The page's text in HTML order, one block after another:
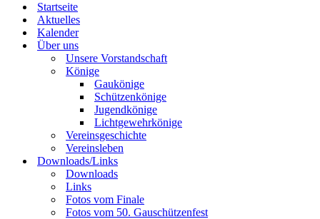
Startseite
Aktuelles
Kalender
Über uns
Unsere Vorstandschaft
Könige
Gaukönige
Schützenkönige
Jugendkönige
Lichtgewehrkönige
Vereinsgeschichte
Vereinsleben
Downloads/Links
Downloads
Links
Fotos vom Finale
Fotos vom 50. Gauschützenfest